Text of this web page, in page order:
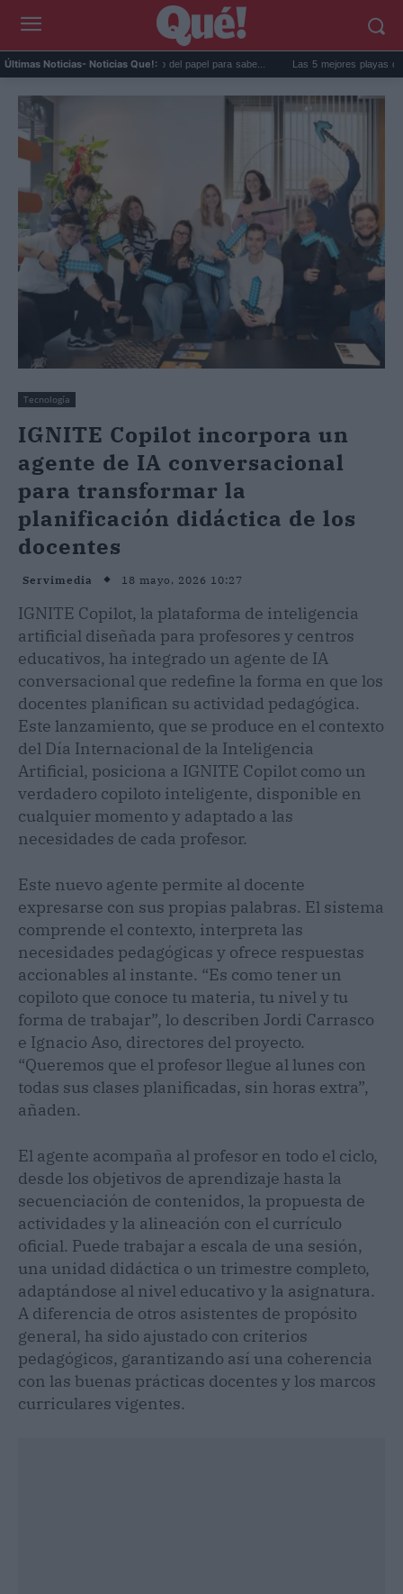
Últimas Noticias- Noticias Que!:
goma de la nevera: el truco del papel para sabe... Las 5 mejores playas de
Tecnología
IGNITE Copilot incorpora un
agente de IA conversacional
para transformar la
planificación didáctica de los
docentes
Servimedia 18 mayo, 2026 10:27
IGNITE Copilot, la plataforma de inteligencia
artificial diseñada para profesores y centros
educativos, ha integrado un agente de IA
conversacional que redefine la forma en que los
docentes planifican su actividad pedagógica.
Este lanzamiento, que se produce en el contexto
del Día Internacional de la Inteligencia
Artificial, posiciona a IGNITE Copilot como un
verdadero copiloto inteligente, disponible en
cualquier momento y adaptado a las
necesidades de cada profesor.
Este nuevo agente permite al docente
expresarse con sus propias palabras. El sistema
comprende el contexto, interpreta las
necesidades pedagógicas y ofrece respuestas
accionables al instante. “Es como tener un
copiloto que conoce tu materia, tu nivel y tu
forma de trabajar”, lo describen Jordi Carrasco
e Ignacio Aso, directores del proyecto.
“Queremos que el profesor llegue al lunes con
todas sus clases planificadas, sin horas extra”,
añaden.
El agente acompaña al profesor en todo el ciclo,
desde los objetivos de aprendizaje hasta la
secuenciación de contenidos, la propuesta de
actividades y la alineación con el currículo
oficial. Puede trabajar a escala de una sesión,
una unidad didáctica o un trimestre completo,
adaptándose al nivel educativo y la asignatura.
A diferencia de otros asistentes de propósito
general, ha sido ajustado con criterios
pedagógicos, garantizando así una coherencia
con las buenas prácticas docentes y los marcos
curriculares vigentes.